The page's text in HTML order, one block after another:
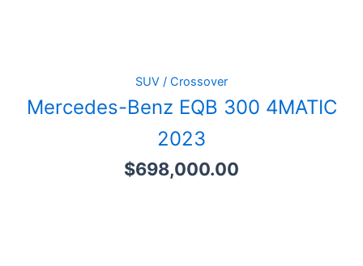
SUV / Crossover
Mercedes-Benz EQB 300 4MATIC
2023
$698,000.00